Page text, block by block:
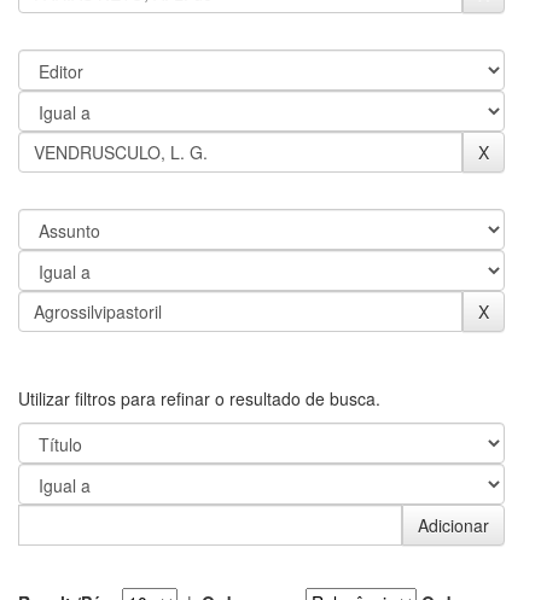
Utilizar filtros para refinar o resultado de busca.